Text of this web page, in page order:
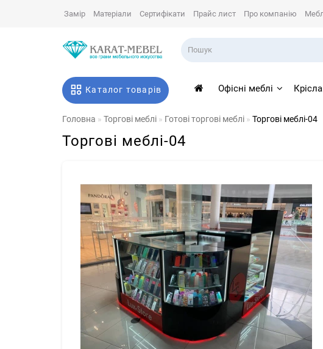
Замір Матеріали Сертифікати Прайс лист Про компанію
Каталог товарів Офісні меблі
Головна Торгові меблі Готові торгові меблі Торгові меблі-04
Торгові меблі-04